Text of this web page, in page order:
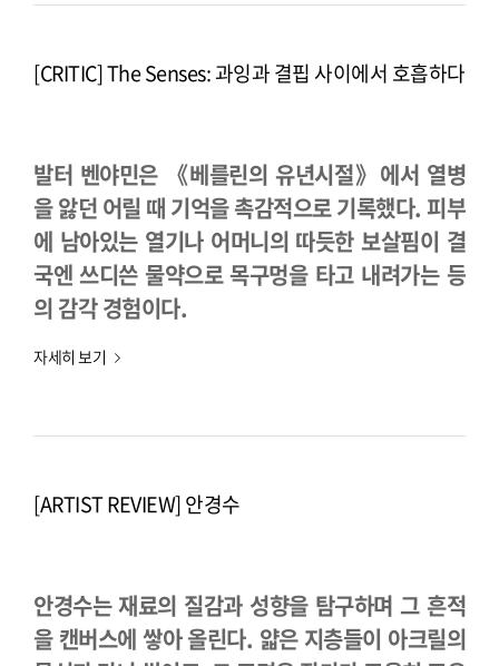
[CRITIC] The Senses: 과잉과 결핍 사이에서 호흡하다
발터 벤야민은 《베를린의 유년시절》에서 열병
을 앓던 어릴 때 기억을 촉감적으로 기록했다. 피부
에 남아있는 열기나 어머니의 따듯한 보살핌이 결
국엔 쓰디쓴 물약으로 목구멍을 타고 내려가는 등
의 감각 경험이다.
자세히 보기
[ARTIST REVIEW] 안경수
안경수는 재료의 질감과 성향을 탐구하며 그 흔적
을 캔버스에 쌓아 올린다. 얇은 지층들이 아크릴의